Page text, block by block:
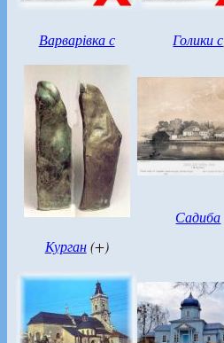
Варварівка с Голики с
Курган(+)
Садиба